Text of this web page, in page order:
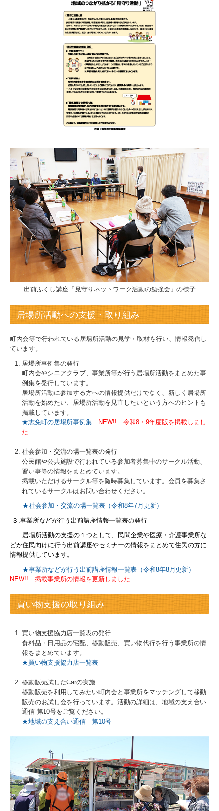
出前ふくし講座「見守りネットワーク活動の勉強会」の様子
居場所活動への支援・取り組み
町内会等で行われている居場所活動の見学・取材を行い、情報発信し
ています。
居場所事例集の発行
町内会やシニアクラブ、事業所等が行う居場所活動をまとめた事
例集を発行しています。
居場所活動に参加する方への情報提供だけでなく、新しく居場所
活動を始めたい、居場所活動を見直したいという方へのヒントも
掲載しています。
★志免町の居場所事例集
NEW!! 令和8・9年度版を掲載しまし
た
社会参加・交流の場一覧表の発行
公民館や公共施設で行われている参加者募集中のサークル活動、
習い事等の情報をまとめています。
掲載いただけるサークル等を随時募集しています。会員を募集さ
れているサークルはお問い合わせください。
★社会参加・交流の場一覧表（令和8年7月更新）
３.事業所などが行う出前講座情報一覧表の発行
居場所活動の支援の１つとして、民間企業や医療・介護事業所な
どが住民向けに行う出前講座やセミナーの情報をまとめて住民の方に
情報提供しています。
★事業所などが行う出前講座情報一覧表（令和8年8月更新）
NEW!! 掲載事業所の情報を更新しました
買い物支援の取り組み
買い物支援協力店一覧表の発行
食料品・日用品の宅配、移動販売、買い物代行を行う事業所の情
報をまとめています。
★買い物支援協力店一覧表
移動販売試したCarの実施
移動販売を利用してみたい町内会と事業所をマッチングして移動
販売のお試し会を行っています。活動の詳細は、地域の支え合い
通信 第10号をご覧ください。
★地域の支え合い通信 第10号